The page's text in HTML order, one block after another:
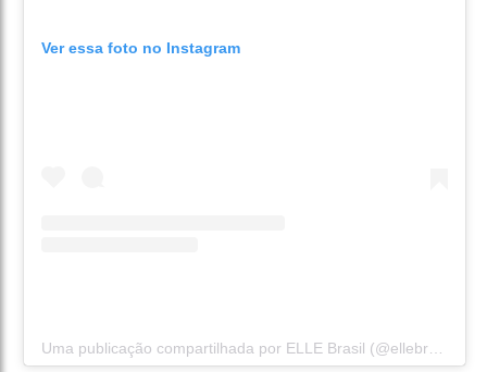
Ver essa foto no Instagram